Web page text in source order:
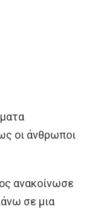
οι άνθρωποι
ανακοίνωσε
σε μια